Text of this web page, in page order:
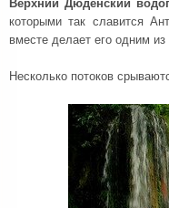
Верхний Дюденский
которыми так славится
вместе делает его одним
Несколько потоков